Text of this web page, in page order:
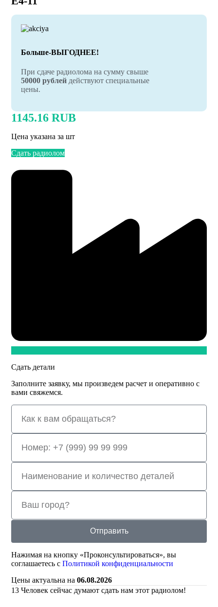
Больше-ВЫГОДНЕЕ!
При сдаче радиолома на сумму свыше
50000 рублей действуют специальные
цены.
1145.16 RUB
Цена указана за шт
Сдать радиолом
Сдать детали
Заполните заявку, мы произведем расчет и оперативно с
вами свяжемся.
Отправить
Нажимая на кнопку «Проконсультироваться», вы
соглашаетесь с Политикой конфиденциальности
Цены актуальна на 06.08.2026
13 Человек сейчас думают сдать нам этот радиолом!